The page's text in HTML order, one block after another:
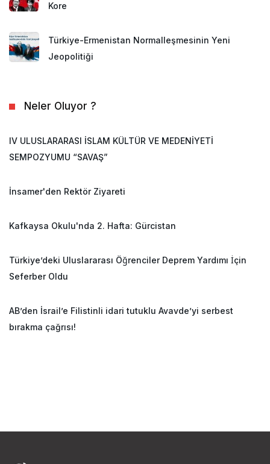
Kore
Türkiye-Ermenistan Normalleşmesinin Yeni
Jeopolitiği
Neler Oluyor ?
IV ULUSLARARASI İSLAM KÜLTÜR VE MEDENİYETİ
SEMPOZYUMU “SAVAŞ”
İnsamer'den Rektör Ziyareti
Kafkaysa Okulu'nda 2. Hafta: Gürcistan
Türkiye’deki Uluslararası Öğrenciler Deprem Yardımı İçin
Seferber Oldu
AB’den İsrail’e Filistinli idari tutuklu Avavde’yi serbest
bırakma çağrısı!